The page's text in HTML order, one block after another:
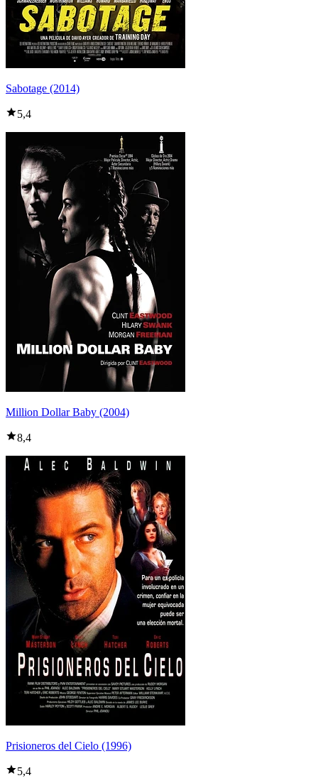
Sabotage (2014)
5,4
Million Dollar Baby (2004)
8,4
Prisioneros del Cielo (1996)
5,4